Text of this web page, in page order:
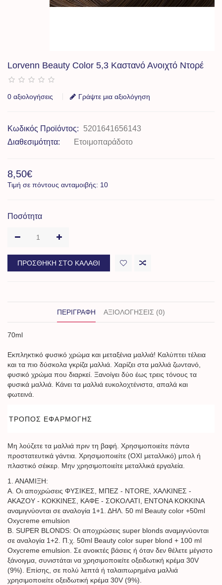
Lorvenn Beauty Color 5,3 Καστανό Ανοιχτό Ντορέ
0 αξιολογήσεις Γράψτε μια αξιολόγηση
Κωδικός Προϊόντος:
5201641656143
Διαθεσιμότητα:
Ετοιμοπαράδοτο
8,50€
Τιμή σε πόντους ανταμοιβής: 10
Ποσότητα
ΠΡΟΣΘΉΚΗ ΣΤΟ ΚΑΛΆΘΙ
ΠΕΡΙΓΡΑΦΉ ΑΞΙΟΛΟΓΉΣΕΙΣ (0)
70ml
Εκπληκτικό φυσικό χρώμα και μεταξένια μαλλιά! Καλύπτει τέλεια
και τα πιο δύσκολα γκρίζα μαλλιά. Χαρίζει στα μαλλιά ζωντανό,
φυσικό χρώμα που διαρκεί. Ξανοίγει δύο έως τρεις τόνους τα
φυσικά μαλλιά. Κάνει τα μαλλιά ευκολοχτένιστα, απαλά και
φωτεινά.
ΤΡΟΠΟΣ ΕΦΑΡΜΟΓΗΣ
Μη λούζετε τα μαλλιά πριν τη βαφή. Χρησιμοποιείτε πάντα
προστατευτικά γάντια. Χρησιμοποιείτε (ΟΧΙ μεταλλικό) μπολ ή
πλαστικό σέικερ. Μην χρησιμοποιείτε μεταλλικά εργαλεία.
1. ΑΝΑΜΙΞΗ:
Α. Οι αποχρώσεις ΦΥΣΙΚΕΣ, ΜΠΕΖ - NTORE, ΧΑΛΚΙΝΕΣ -
ΑΚΑΖΟΥ - ΚΟΚΚΙΝΕΣ, ΚΑΦΕ - ΣΟΚΟΛΑΤΙ, ΕΝΤΟΝΑ ΚΟΚΚΙΝΑ
αναμιγνύονται σε αναλογία 1+1. ΔΗΛ. 50 ml Beauty color +50ml
Oxycreme emulsion
B. SUPER BLONDS: Οι αποχρώσεις super blonds αναμιγνύονται
σε αναλογία 1+2. Π.χ. 50ml Beauty color super blond + 100 ml
Oxycreme emulsion. Σε ανοικτές βάσεις ή όταν δεν θέλετε μέγιστο
ξάνοιγμα, συνιστάται να χρησιμοποιείτε οξειδωτική κρέμα 30V
(9%). Επίσης, σε πολύ λεπτά ή ταλαιπωρημένα μαλλιά
χρησιμοποιείτε οξειδωτική κρέμα 30V (9%).